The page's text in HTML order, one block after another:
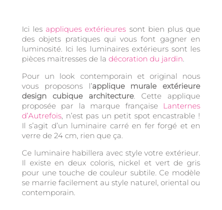
Ici les appliques extérieures sont bien plus que
des objets pratiques qui vous font gagner en
luminosité. Ici les luminaires extérieurs sont les
pièces maitresses de la décoration du jardin.
Pour un look contemporain et original nous
vous proposons l’applique murale extérieure
design cubique architecture. Cette applique
proposée par la marque française Lanternes
d’Autrefois, n’est pas un petit spot encastrable !
Il s’agit d’un luminaire carré en fer forgé et en
verre de 24 cm, rien que ça.
Ce luminaire habillera avec style votre extérieur.
Il existe en deux coloris, nickel et vert de gris
pour une touche de couleur subtile. Ce modèle
se marrie facilement au style naturel, oriental ou
contemporain.